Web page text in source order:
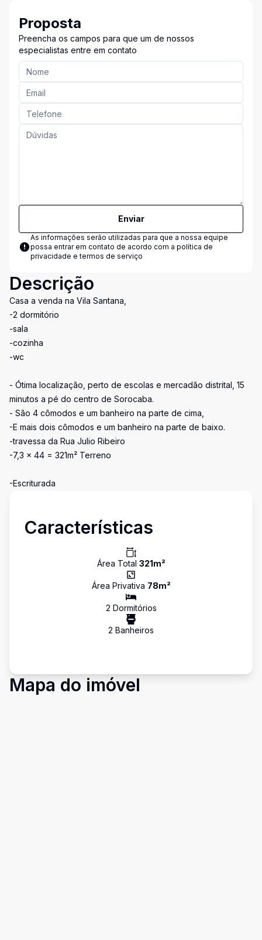
Proposta
Preencha os campos para que um de nossos
especialistas entre em contato
Enviar
As informações serão utilizadas para que a nossa equipe
possa entrar em contato de acordo com a política de
privacidade e termos de serviço
Descrição
Casa a venda na Vila Santana,
-2 dormitório
-sala
-cozinha
-wc
- Ótima localização, perto de escolas e mercadão distrital, 15
minutos a pé do centro de Sorocaba.
- São 4 cômodos e um banheiro na parte de cima,
-E mais dois cômodos e um banheiro na parte de baixo.
-travessa da Rua Julio Ribeiro
-7,3 x 44 = 321m² Terreno
-Escriturada
Características
Área Total 321m²
Área Privativa 78m²
2 Dormitórios
2 Banheiros
Mapa do imóvel